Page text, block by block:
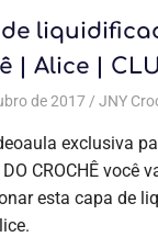
cozinha
,Coleção Alice,
| Alice |
de 2017 JNY
exclusiva
CROCHÊ você
esta capa de